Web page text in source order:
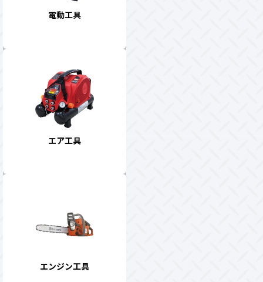
電動工具
エア工具
エンジン工具